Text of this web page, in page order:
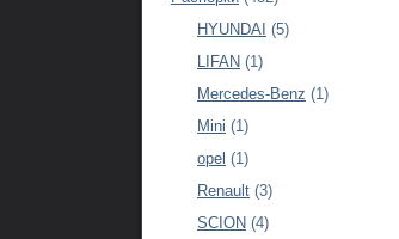
HYUNDAI (5)
LIFAN (1)
Mercedes-Benz (1)
Mini (1)
opel (1)
Renault (3)
SCION (4)